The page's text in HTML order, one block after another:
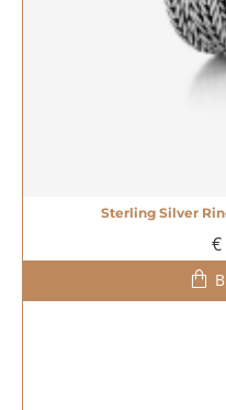
Sterling Silver
€